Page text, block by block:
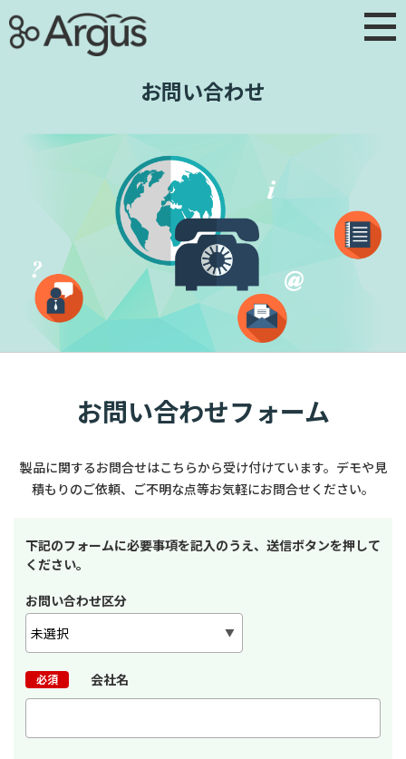
お問い合わせ
お問い合わせフォーム
製品に関するお問合せはこちらから受け付けています。 デモや見
積もりのご依頼、ご不明な点等お気軽にお問合せください。
下記のフォームに必要事項を記入のうえ、送信ボタンを押して
ください。
お問い合わせ区分
必須 会社名